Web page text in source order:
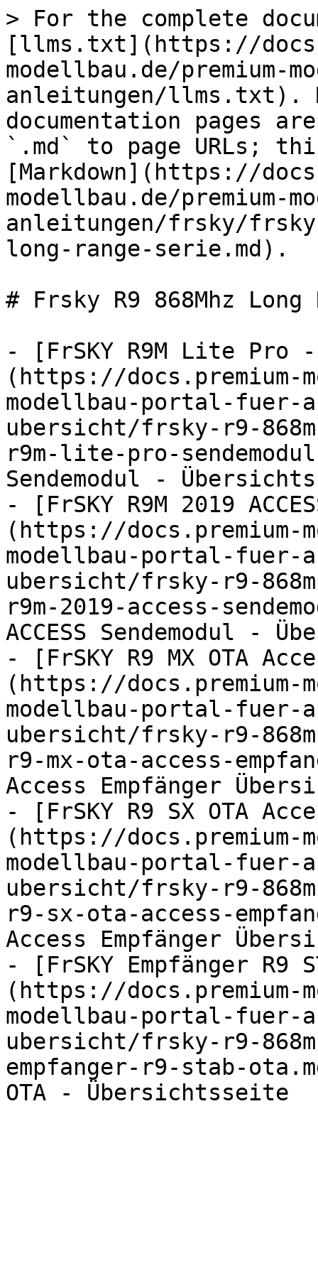
> For the complete
[llms.txt](https://
modellbau.de/premium-
anleitungen/llms.txt).
documentation pages
`.md` to page URLs;
[Markdown](https://
modellbau.de/premium-
anleitungen/frsky/
long-range-serie.md).
# Frsky R9 868Mhz Long
- [FrSKY R9M Lite Pro -
(https://docs.premium-
modellbau-portal-
ubersicht/frsky-r9-
r9m-lite-pro-
Sendemodul -
- [FrSKY R9M 2019
(https://docs.premium-
modellbau-portal-
ubersicht/frsky-r9-
r9m-2019-access-
ACCESS Sendemodul -
- [FrSKY R9 MX OTA
(https://docs.premium-
modellbau-portal-
ubersicht/frsky-r9-
r9-mx-ota-access-
Access Empfänger
- [FrSKY R9 SX OTA
(https://docs.premium-
modellbau-portal-
ubersicht/frsky-r9-
r9-sx-ota-access-
Access Empfänger
- [FrSKY Empfänger R9
(https://docs.premium-
modellbau-portal-
ubersicht/frsky-r9-
empfanger-r9-stab-